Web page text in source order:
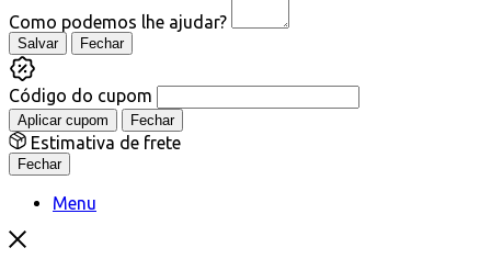
Como podemos lhe ajudar?
Salvar Fechar
Código do cupom
Aplicar cupom Fechar
Estimativa de frete
Fechar
Menu